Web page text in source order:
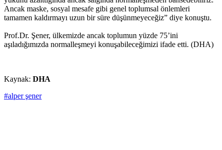
Ancak maske, sosyal mesafe gibi genel toplumsal önlemleri
tamamen kaldırmayı uzun bir süre düşünmeyeceğiz” diye konuştu.
Prof.Dr. Şener, ülkemizde ancak toplumun yüzde 75’ini
aşıladığımızda normalleşmeyi konuşabileceğimizi ifade etti. (DHA)
Kaynak: DHA
#alper şener